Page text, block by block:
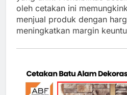
oleh cetakan ini
menjual produk dengan
meningkatkan margin